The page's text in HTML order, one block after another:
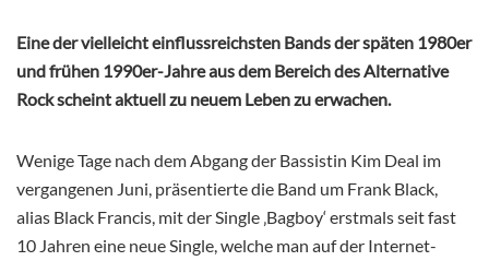
Eine der vielleicht einflussreichsten Bands der späten 1980er
und frühen 1990er-Jahre aus dem Bereich des Alternative
Rock scheint aktuell zu neuem Leben zu erwachen.
Wenige Tage nach dem Abgang der Bassistin Kim Deal im
vergangenen Juni, präsentierte die Band um Frank Black,
alias Black Francis, mit der Single ‚Bagboy‘ erstmals seit fast
10 Jahren eine neue Single, welche man auf der Internet-